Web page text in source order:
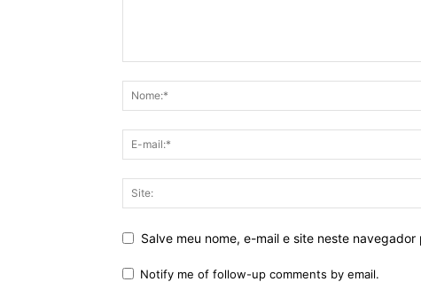
Salve meu nome, e-mail e site neste
Notify me of follow-up comments by email.